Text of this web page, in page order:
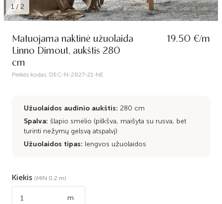
1 / 2
Matuojama naktinė užuolaida
Linno Dimout, aukštis 280
cm
Prekės kodas: DEC-N-2827-21-NE
19.50 €/m
Užuolaidos audinio aukštis: 280 cm
Spalva: šlapio smėlio (pilkšva, maišyta su rusva, bet
turinti nežymų gelsvą atspalvį)
Užuolaidos tipas: lengvos užuolaidos
Kiekis (MIN 0.2 m)
m